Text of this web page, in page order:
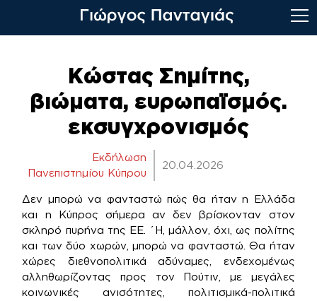
Κώστας Σημίτης,
βιώματα, ευρωπαϊσμός.
εκσυγχρονισμός
Εκδήλωση
Πανεπιστημίου Κύπρου
20.04.2026
Δεν μπορώ να φανταστώ πώς θα ήταν η Ελλάδα
και η Κύπρος σήμερα αν δεν βρίσκονταν στον
σκληρό πυρήνα της ΕΕ. ΄Η, μάλλον, όχι, ως πολίτης
και των δύο χωρών, μπορώ να φανταστώ. Θα ήταν
χώρες διεθνοπολιτικά αδύναμες, ενδεχομένως
αλληθωρίζοντας προς τον Πούτιν, με μεγάλες
κοινωνικές ανισότητες, πολιτισμικά-πολιτικά